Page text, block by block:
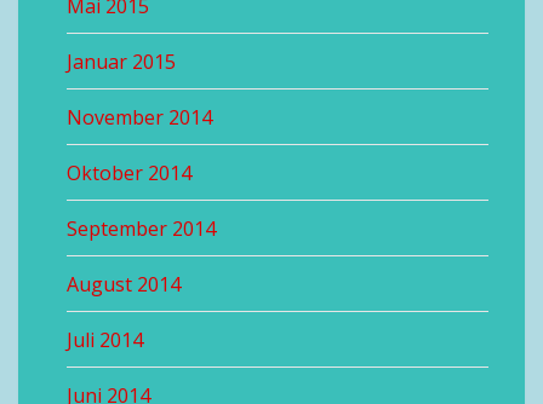
Mai 2015
Januar 2015
November 2014
Oktober 2014
September 2014
August 2014
Juli 2014
Juni 2014